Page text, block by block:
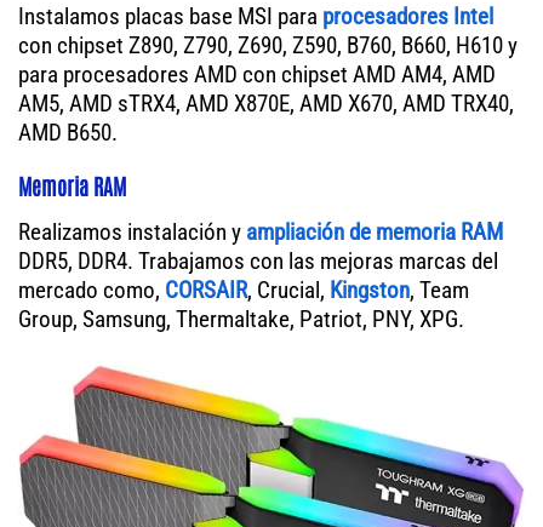
Instalamos placas base MSI para procesadores Intel
con chipset Z890, Z790, Z690, Z590, B760, B660, H610 y
para procesadores AMD con chipset AMD AM4, AMD
AM5, AMD sTRX4, AMD X870E, AMD X670, AMD TRX40,
AMD B650.
Memoria RAM
Realizamos instalación y ampliación de memoria RAM
DDR5, DDR4. Trabajamos con las mejoras marcas del
mercado como, CORSAIR, Crucial, Kingston, Team
Group, Samsung, Thermaltake, Patriot, PNY, XPG.